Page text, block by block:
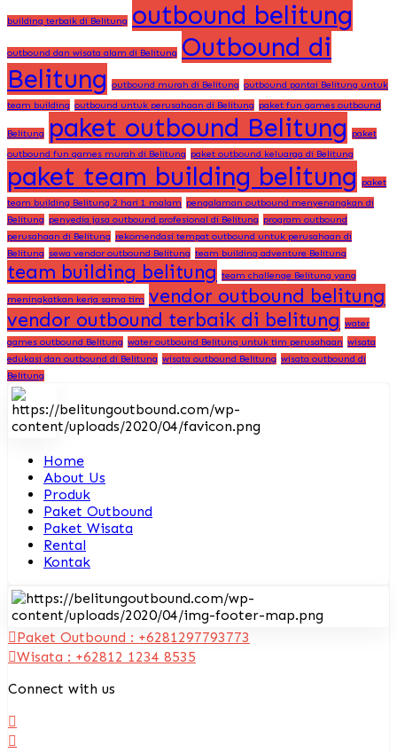
building terbaik di Belitung outbound belitung
outbound dan wisata alam di Belitung Outbound di
Belitung outbound murah di Belitung outbound pantai Belitung untuk
team building outbound untuk perusahaan di Belitung paket fun games outbound
Belitung paket outbound Belitung
paket
outbound fun games murah di Belitung paket outbound keluarga di Belitung
paket team building belitung
paket
team building Belitung 2 hari 1 malam pengalaman outbound menyenangkan di
Belitung penyedia jasa outbound profesional di Belitung program outbound
perusahaan di Belitung rekomendasi tempat outbound untuk perusahaan di
Belitung sewa vendor outbound Belitung team building adventure Belitung
team building belitung team challenge Belitung yang
meningkatkan kerja sama tim vendor outbound belitung
vendor outbound terbaik di belitung water
games outbound Belitung water outbound Belitung untuk tim perusahaan wisata
edukasi dan outbound di Belitung wisata outbound Belitung wisata outbound di
Belitung
Home
About Us
Produk
Paket Outbound
Paket Wisata
Rental
Kontak
Paket Outbound : +6281297793773
Wisata : +62812 1234 8535
Connect with us